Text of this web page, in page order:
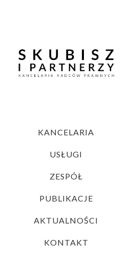
KANCELARIA
USŁUGI
ZESPÓŁ
PUBLIKACJE
AKTUALNOŚCI
KONTAKT